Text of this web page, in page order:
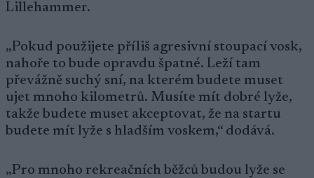
Lillehammer.
„Pokud použijete příliš agresivní stoupací vosk,
nahoře to bude opravdu špatné. Leží tam
převážně suchý sní, na kterém budete muset
ujet mnoho kilometrů. Musíte mít dobré lyže,
takže budete muset akceptovat, že na startu
budete mít lyže s hladším voskem,“ dodává.
„Pro mnoho rekreačních běžců budou lyže se